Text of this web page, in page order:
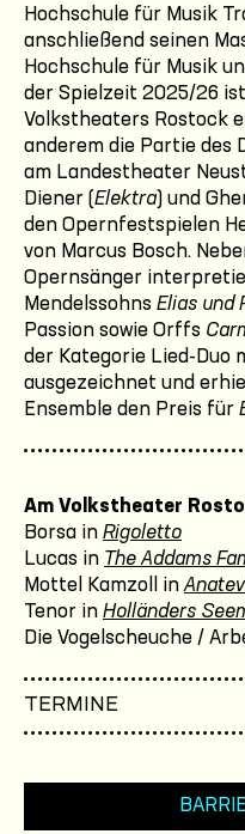
Hochschule für Musik
anschließend seinen
Hochschule für Musik
der Spielzeit 2025/26
Volkstheaters Rostock
anderem die Partie des
am Landestheater
Diener (Elektra) und
den Opernfestspielen
von Marcus Bosch.
Opernsänger
Mendelssohns Elias und
Passion sowie Orffs
der Kategorie Lied-Duo
ausgezeichnet und
Ensemble den Preis für
Am Volkstheater
Borsa in Rigoletto
Lucas in The Addams
Mottel Kamzoll in
Tenor in Holländers
Die Vogelscheuche /
TERMINE